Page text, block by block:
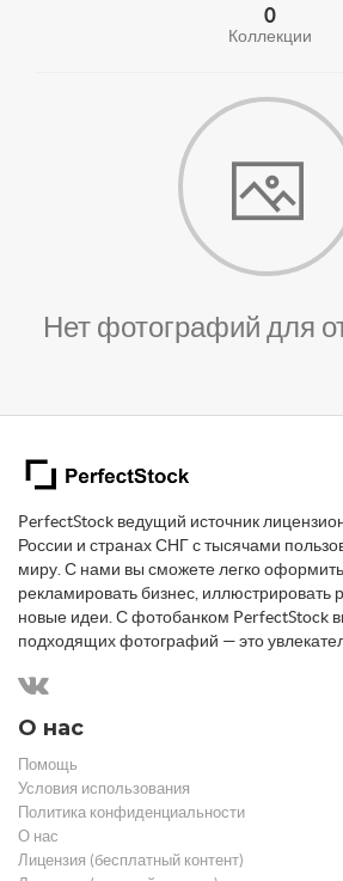
0
Коллекции
Нет фотографий для
PerfectStock ведущий источник
России и странах СНГ с тысячами
миру. С нами вы сможете легко оформить
рекламировать бизнес, иллюстрировать
новые идеи. С фотобанком PerfectStock
подходящих фотографий — это
О нас
Помощь
Условия использования
Политика конфиденциальности
О нас
Лицензия (бесплатный контент)